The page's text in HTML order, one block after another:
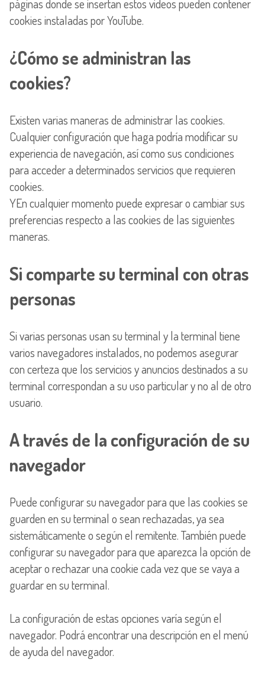
páginas donde se insertan estos videos pueden contener
cookies instaladas por YouTube.
¿Cómo se administran las
cookies?
Existen varias maneras de administrar las cookies.
Cualquier configuración que haga podría modificar su
experiencia de navegación, así como sus condiciones
para acceder a determinados servicios que requieren
cookies.
YEn cualquier momento puede expresar o cambiar sus
preferencias respecto a las cookies de las siguientes
maneras.
Si comparte su terminal con otras
personas
Si varias personas usan su terminal y la terminal tiene
varios navegadores instalados, no podemos asegurar
con certeza que los servicios y anuncios destinados a su
terminal correspondan a su uso particular y no al de otro
usuario.
A través de la configuración de su
navegador
Puede configurar su navegador para que las cookies se
guarden en su terminal o sean rechazadas, ya sea
sistemáticamente o según el remitente. También puede
configurar su navegador para que aparezca la opción de
aceptar o rechazar una cookie cada vez que se vaya a
guardar en su terminal.
La configuración de estas opciones varía según el
navegador. Podrá encontrar una descripción en el menú
de ayuda del navegador.